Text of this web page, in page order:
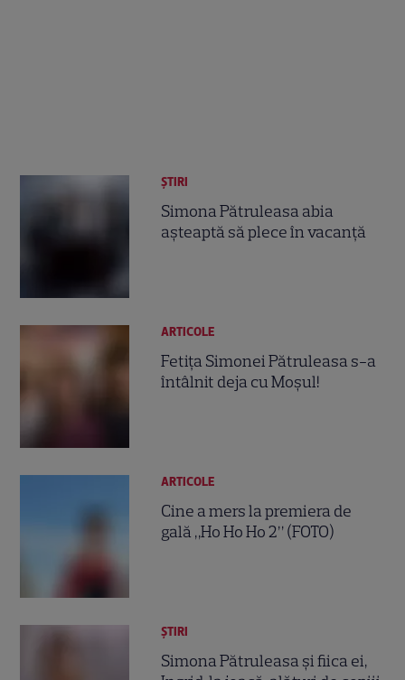
ȘTIRI
Simona Pătruleasa abia
așteaptă să plece în vacanță
ARTICOLE
Fetiţa Simonei Pătruleasa s-a
întâlnit deja cu Moşul!
ARTICOLE
Cine a mers la premiera de
gală „Ho Ho Ho 2” (FOTO)
ȘTIRI
Simona Pătruleasa și fiica ei,